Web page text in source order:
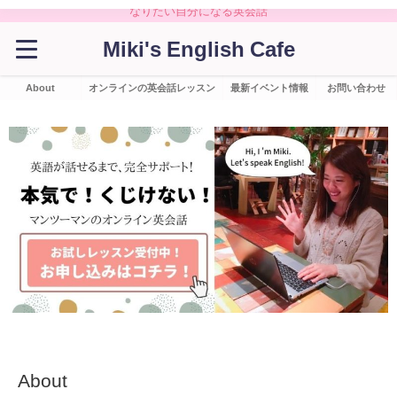
なりたい自分になる英会話
Miki's English Cafe
About オンラインの英会話レッスン 最新イベント情報 お問い合わせ
About